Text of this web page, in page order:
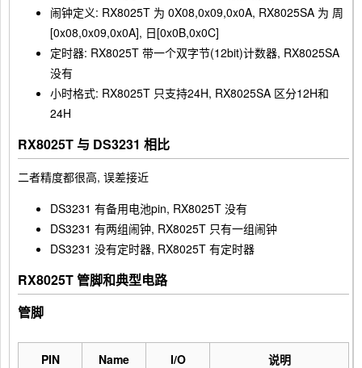
闹钟定义: RX8025T 为 0X08,0x09,0x0A, RX8025SA 为 周
[0x08,0x09,0x0A], 日[0x0B,0x0C]
定时器: RX8025T 带一个双字节(12bit)计数器, RX8025SA
没有
小时格式: RX8025T 只支持24H, RX8025SA 区分12H和
24H
RX8025T 与 DS3231 相比
二者精度都很高, 误差接近
DS3231 有备用电池pin, RX8025T 没有
DS3231 有两组闹钟, RX8025T 只有一组闹钟
DS3231 没有定时器, RX8025T 有定时器
RX8025T 管脚和典型电路
管脚
PIN Name I/O 说明